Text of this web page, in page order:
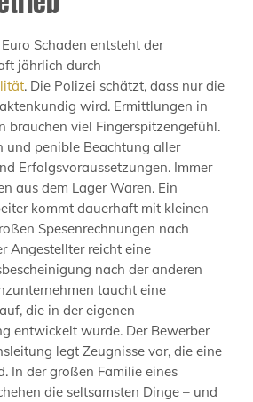
Schaden entsteht der
jährlich durch
. Die Polizei schätzt, dass nur die
wird. Ermittlungen in
brauchen viel Fingerspitzengefühl.
und penible Beachtung aller
Erfolgsvoraussetzungen. Immer
aus dem Lager Waren. Ein
kommt dauerhaft mit kleinen
Spesenrechnungen nach
Angestellter reicht eine
nach der anderen
taucht eine
die in der eigenen
entwickelt wurde. Der Bewerber
legt Zeugnisse vor, die eine
In der großen Familie eines
die seltsamsten Dinge – und